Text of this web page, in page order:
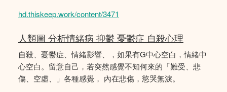
hd.thiskeep.work/content/3471
人類圖 分析情緒病 抑鬱 憂鬱症 自殺心理
自殺、憂鬱症、情緒影響、，如果有G中心空白，情緒中
心空白。留意自己，若突然感覺不知何來的「難受、悲
傷、空虛、」各種感覺， 內在悲傷，慾哭無淚。